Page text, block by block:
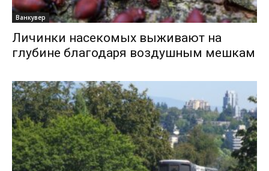
Ванкувер
Личинки насекомых выживают на
глубине благодаря воздушным мешкам